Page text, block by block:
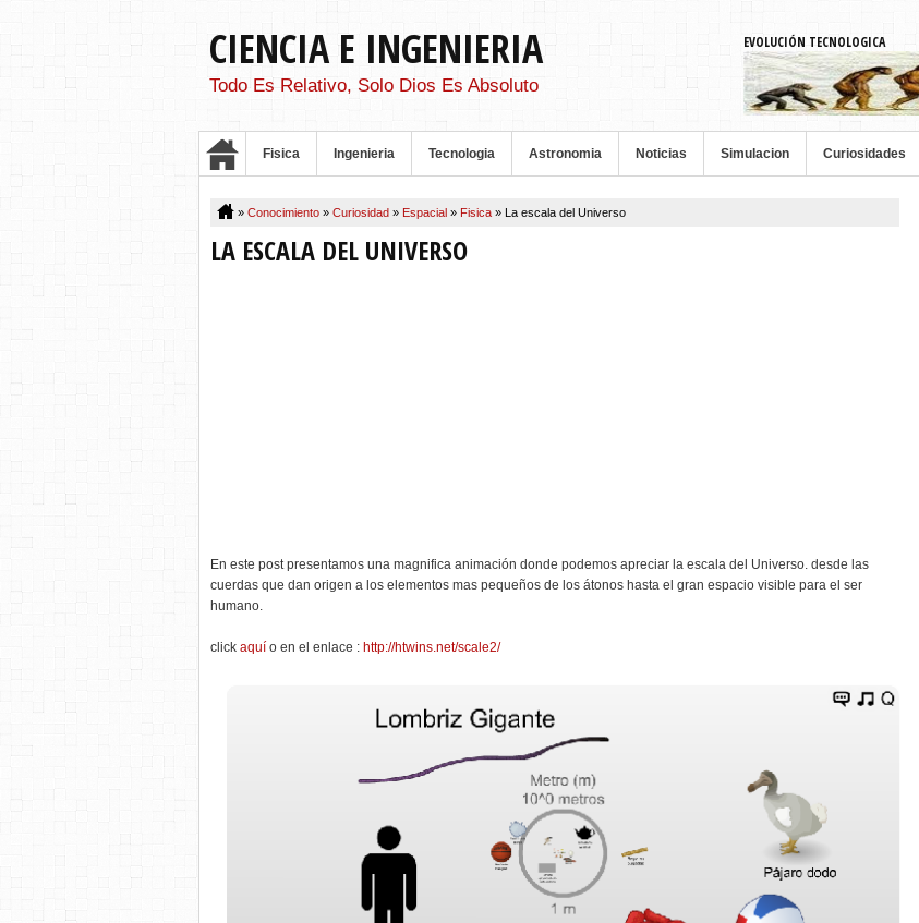
CIENCIA E INGENIERIA
Todo Es Relativo, Solo Dios Es Absoluto
EVOLUCIÓN TECNOLOGICA
Fisica Ingenieria Tecnologia Astronomia Noticias Simulacion Curiosidades
» Conocimiento » Curiosidad » Espacial » Fisica » La escala del Universo
LA ESCALA DEL UNIVERSO
En este post presentamos una magnifica animación donde podemos apreciar la escala del Universo. desde las
cuerdas que dan origen a los elementos mas pequeños de los átonos hasta el gran espacio visible para el ser
humano.
click aquí o en el enlace : http://htwins.net/scale2/